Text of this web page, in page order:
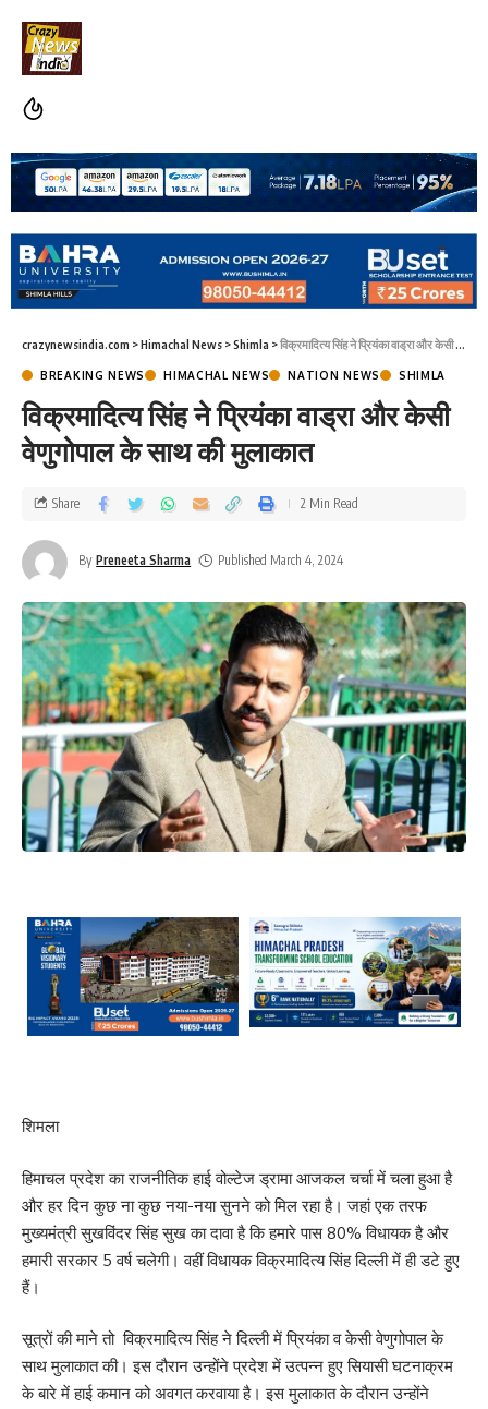
crazynewsindia.com >Himachal News >Shimla >विक्रमादित्‍य सिंह ने प्रियंका वाड्रा और केसी वेणुगोपाल के साथ की मुलाकात
BREAKING NEWS HIMACHAL NEWS NATION NEWS SHIMLA
विक्रमादित्‍य सिंह ने प्रियंका वाड्रा और केसी
वेणुगोपाल के साथ की मुलाकात
By Preneeta Sharma Published March 4, 2024
Share 2 Min Read
शिमला
हिमाचल प्रदेश का राजनीतिक हाई वोल्टेज ड्रामा आजकल चर्चा में चला हुआ है
और हर दिन कुछ ना कुछ नया-नया सुनने को मिल रहा है। जहां एक तरफ
मुख्यमंत्री सुखविंदर सिंह सुख का दावा है कि हमारे पास 80% विधायक है और
हमारी सरकार 5 वर्ष चलेगी। वहीं विधायक विक्रमादित्य सिंह दिल्ली में ही डटे हुए
हैं।
सूत्रों की माने तो विक्रमादित्य सिंह ने दिल्ली में प्रियंका व केसी वेणुगोपाल के
साथ मुलाकात की। इस दौरान उन्होंने प्रदेश में उत्पन्न हुए सियासी घटनाक्रम
के बारे में हाई कमान को अवगत करवाया है। इस मुलाकात के दौरान उन्होंने